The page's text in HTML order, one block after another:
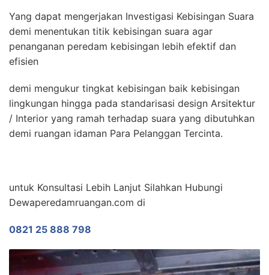
Yang dapat mengerjakan Investigasi Kebisingan Suara
demi menentukan titik kebisingan suara agar
penanganan peredam kebisingan lebih efektif dan
efisien
demi mengukur tingkat kebisingan baik kebisingan
lingkungan hingga pada standarisasi design Arsitektur
/ Interior yang ramah terhadap suara yang dibutuhkan
demi ruangan idaman Para Pelanggan Tercinta.
untuk Konsultasi Lebih Lanjut Silahkan Hubungi
Dewaperedamruangan.com di
0821 25 888 798